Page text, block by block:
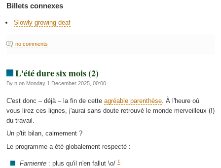
Billets connexes
Slowly growing deaf
no comments
L'été dure six mois (2)
By n on Monday 1 December 2025, 00:00
C'est donc – déjà – la fin de cette agréable parenthèse. À l'heure où
vous lirez ces lignes, j'aurai sans doute retrouvé le monde merveilleux (!)
du travail.
Un p'tit bilan, calmement ?
Le programme a été globalement respecté :
Farniente : plus qu'il n'en fallut \o/1